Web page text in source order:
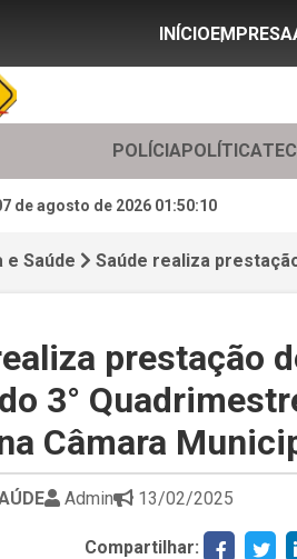
INÍCIOEMPRESA
POLÍCIAPOLÍTICA
de agosto de 2026 01:50:12
e Saúde Saúde realiza
prestação
3°
Câmara
Admin 13/02/2025
Compartilhar: